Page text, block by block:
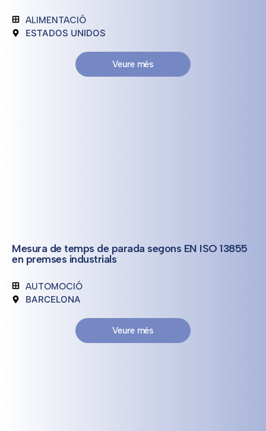
ALIMENTACIÓ
ESTADOS UNIDOS
Veure més
Mesura de temps de parada segons EN ISO 13855
en premses industrials
AUTOMOCIÓ
BARCELONA
Veure més